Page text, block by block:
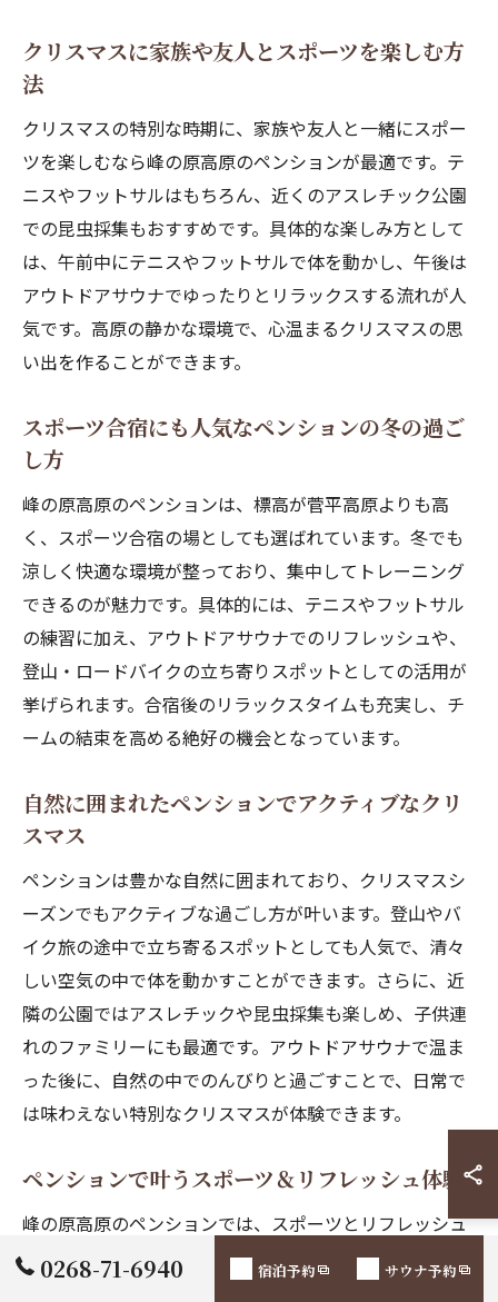
クリスマスに家族や友人とスポーツを楽しむ方
法
クリスマスの特別な時期に、家族や友人と一緒にスポー
ツを楽しむなら峰の原高原のペンションが最適です。テ
ニスやフットサルはもちろん、近くのアスレチック公園
での昆虫採集もおすすめです。具体的な楽しみ方として
は、午前中にテニスやフットサルで体を動かし、午後は
アウトドアサウナでゆったりとリラックスする流れが人
気です。高原の静かな環境で、心温まるクリスマスの思
い出を作ることができます。
スポーツ合宿にも人気なペンションの冬の過ご
し方
峰の原高原のペンションは、標高が菅平高原よりも高
く、スポーツ合宿の場としても選ばれています。冬でも
涼しく快適な環境が整っており、集中してトレーニング
できるのが魅力です。具体的には、テニスやフットサル
の練習に加え、アウトドアサウナでのリフレッシュや、
登山・ロードバイクの立ち寄りスポットとしての活用が
挙げられます。合宿後のリラックスタイムも充実し、チ
ームの結束を高める絶好の機会となっています。
自然に囲まれたペンションでアクティブなクリ
スマス
ペンションは豊かな自然に囲まれており、クリスマスシ
ーズンでもアクティブな過ごし方が叶います。登山やバ
イク旅の途中で立ち寄るスポットとしても人気で、清々
しい空気の中で体を動かすことができます。さらに、近
隣の公園ではアスレチックや昆虫採集も楽しめ、子供連
れのファミリーにも最適です。アウトドアサウナで温ま
った後に、自然の中でのんびりと過ごすことで、日常で
は味わえない特別なクリスマスが体験できます。
ペンションで叶うスポーツ＆リフレッシュ体験
峰の原高原のペンションでは、スポーツとリフレッシュ
が一度に楽しめるのが大きな特長です。最大5名同時に利
0268-71-6940 宿泊予約 サウナ予約